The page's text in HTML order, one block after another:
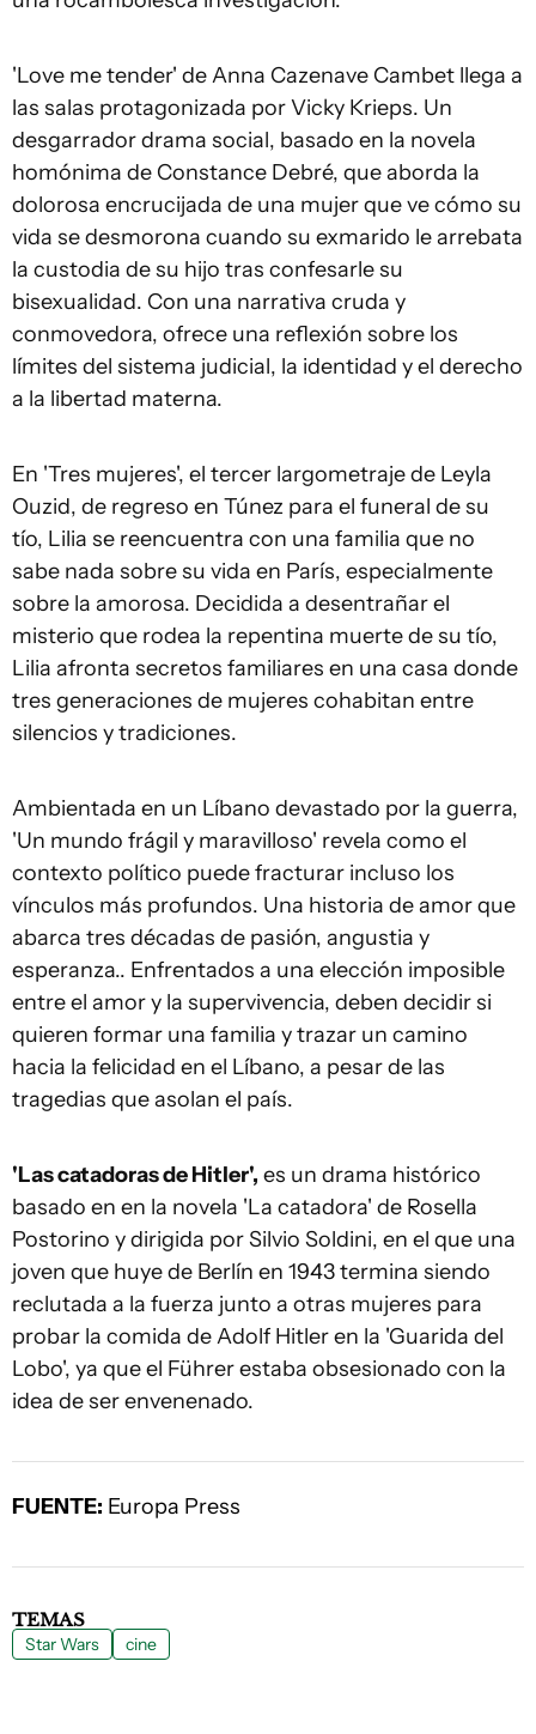
'Love me tender' de Anna Cazenave Cambet llega a
las salas protagonizada por Vicky Krieps. Un
desgarrador drama social, basado en la novela
homónima de Constance Debré, que aborda la
dolorosa encrucijada de una mujer que ve cómo su
vida se desmorona cuando su exmarido le arrebata
la custodia de su hijo tras confesarle su
bisexualidad. Con una narrativa cruda y
conmovedora, ofrece una reflexión sobre los
límites del sistema judicial, la identidad y el derecho
a la libertad materna.
En 'Tres mujeres', el tercer largometraje de Leyla
Ouzid, de regreso en Túnez para el funeral de su
tío, Lilia se reencuentra con una familia que no
sabe nada sobre su vida en París, especialmente
sobre la amorosa. Decidida a desentrañar el
misterio que rodea la repentina muerte de su tío,
Lilia afronta secretos familiares en una casa donde
tres generaciones de mujeres cohabitan entre
silencios y tradiciones.
Ambientada en un Líbano devastado por la guerra,
'Un mundo frágil y maravilloso' revela como el
contexto político puede fracturar incluso los
vínculos más profundos. Una historia de amor que
abarca tres décadas de pasión, angustia y
esperanza.. Enfrentados a una elección imposible
entre el amor y la supervivencia, deben decidir si
quieren formar una familia y trazar un camino
hacia la felicidad en el Líbano, a pesar de las
tragedias que asolan el país.
'Las catadoras de Hitler', es un drama histórico
basado en en la novela 'La catadora' de Rosella
Postorino y dirigida por Silvio Soldini, en el que una
joven que huye de Berlín en 1943 termina siendo
reclutada a la fuerza junto a otras mujeres para
probar la comida de Adolf Hitler en la 'Guarida del
Lobo', ya que el Führer estaba obsesionado con la
idea de ser envenenado.
FUENTE: Europa Press
TEMAS
Star Wars cine